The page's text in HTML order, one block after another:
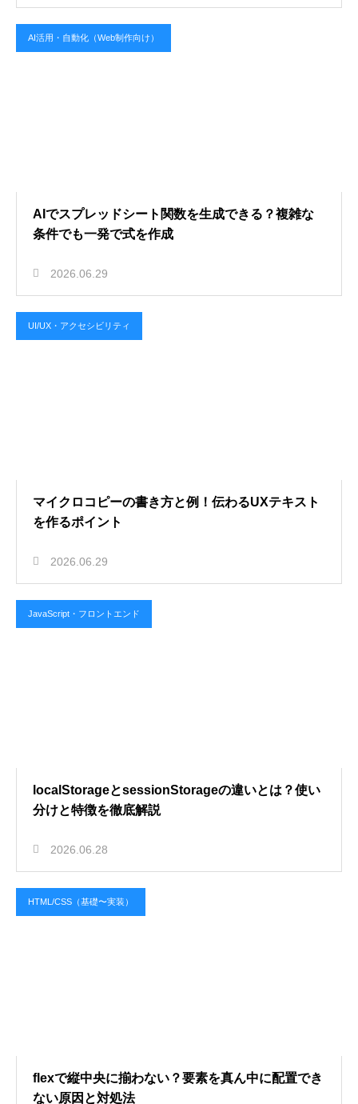
AI活用・自動化（Web制作向け）
AIでスプレッドシート関数を生成できる？複雑な
条件でも一発で式を作成
2026.06.29
UI/UX・アクセシビリティ
マイクロコピーの書き方と例！伝わるUXテキスト
を作るポイント
2026.06.29
JavaScript・フロントエンド
localStorageとsessionStorageの違いとは？使い
分けと特徴を徹底解説
2026.06.28
HTML/CSS（基礎〜実装）
flexで縦中央に揃わない？要素を真ん中に配置でき
ない原因と対処法